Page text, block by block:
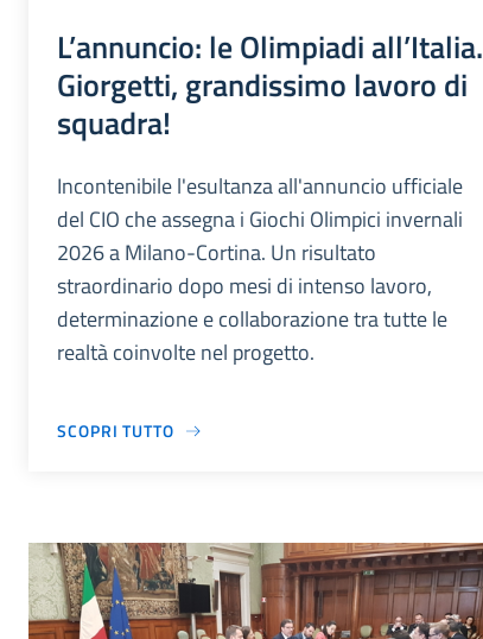
L’annuncio: le Olimpiadi all’Italia.
Giorgetti, grandissimo lavoro di
squadra!
Incontenibile l'esultanza all'annuncio ufficiale
del CIO che assegna i Giochi Olimpici invernali
2026 a Milano-Cortina. Un risultato
straordinario dopo mesi di intenso lavoro,
determinazione e collaborazione tra tutte le
realtà coinvolte nel progetto.
SCOPRI TUTTO